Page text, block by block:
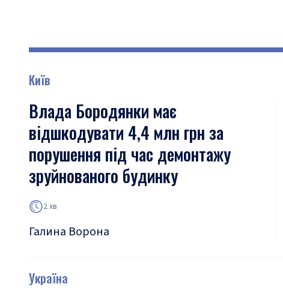
Київ
Влада Бородянки має
відшкодувати 4,4 млн грн за
порушення під час демонтажу
зруйнованого будинку
2 хв
Галина Ворона
Україна